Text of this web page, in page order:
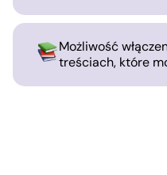
Możliwość
treściach, które